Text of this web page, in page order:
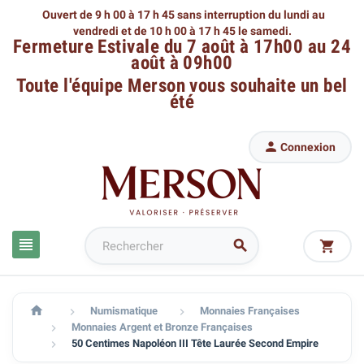
Ouvert de 9 h 00 à 17 h 45 sans interruption du lundi au
vendredi et de 10 h 00 à 17 h 45 le samedi.
Fermeture Estivale du 7 août à 17h00 au 24
août à 09h00
Toute l'équipe Mersonvous souhaite un bel
été
 
 Connexion

  Numismatique  Monnaies Françaises
 Monnaies Argent et Bronze Françaises
 50 Centimes Napoléon III Tête Laurée Second Empire